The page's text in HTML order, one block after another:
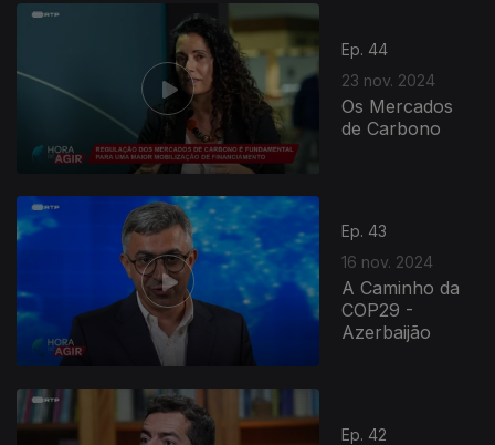
Ep. 44
23 nov. 2024
Os Mercados
de Carbono
Ep. 43
16 nov. 2024
A Caminho da
COP29 -
Azerbaijão
Ep. 42